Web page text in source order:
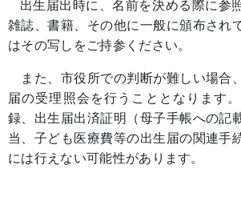
出生届出時に、名前を決める際に参
雑誌、書籍、その他に一般に頒布され
はその写しをご持参ください。
また、市役所での判断が難しい場合
届の受理照会を行うこととなります
録、出生届出済証明（母子手帳への記
当、子ども医療費等の出生届の関連手
には行えない可能性があります。